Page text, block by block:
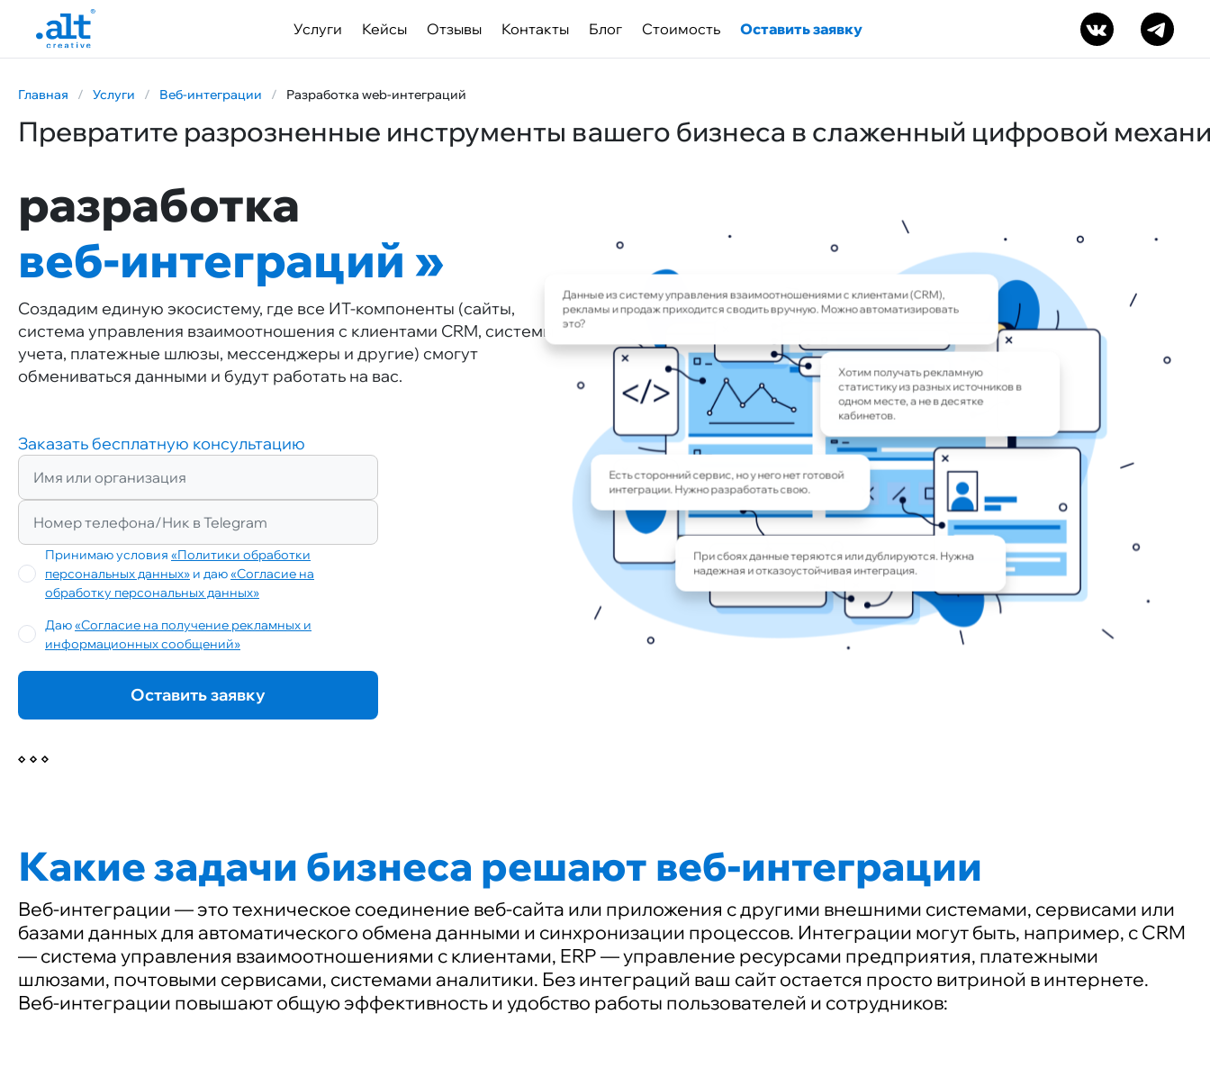
Услуги Кейсы Отзывы Контакты Блог Cтоимость Оставить заявку
Главная / Услуги / Веб-интеграции / Разработка web-интеграций
Превратите разрозненные инструменты вашего бизнеса в слаженный цифровой
разработка
веб-интеграций
Создадим единую экосистему, где все ИТ-компоненты (сайты,
система управления взаимоотношения с клиентами CRM, системы
учета, платежные шлюзы, мессенджеры и другие) смогут
обмениваться данными и будут работать на вас.
Заказать бесплатную консультацию
Принимаю условия «Политики обработки
персональных данных» и даю«Согласие на
обработку персональных данных»
Даю«Согласие на получение рекламных и
информационных сообщений»
Оставить заявку
Данные из систему управления взаимоотношениями с клиентами (CRM),
рекламы и продаж приходится сводить вручную. Можно автоматизировать
это?
Хотим получать рекламную
статистику из разных источников в
одном месте, а не в десятке
кабинетов.
Есть сторонний сервис, но у него нет готовой
интеграции. Нужно разработать свою.
При сбоях данные теряются или дублируются. Нужна
надежная и отказоустойчивая интеграция.
Какие задачи бизнеса решают веб-интеграции
Веб-интеграции — это техническое соединение веб-сайта или приложения с другими внешними системами, сервисами или
базами данных для автоматического обмена данными и синхронизации процессов. Интеграции могут быть, например, с CRM
— система управления взаимоотношениями с клиентами, ERP — управление ресурсами предприятия, платежными
шлюзами, почтовыми сервисами, системами аналитики. Без интеграций ваш сайт остается просто витриной в интернете.
Веб-интеграции повышают общую эффективность и удобство работы пользователей и сотрудников: